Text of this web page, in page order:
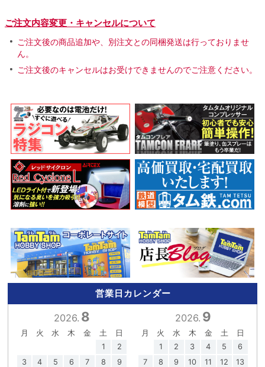
ご注文内容変更・キャンセルについて
ご注文後の商品追加や、別注文との同梱発送は行っておりませ
ん。
ご注文後のキャンセルはお受けできませんのでご注意ください。
営業日カレンダー
2026. 8
月 火 水 木 金 土
日
1
2
3
4 5 6 7 8
9
2026. 9
月 火 水 木 金 土
日
1
2 3 4 5
6
7
8 9 10 11 12
13